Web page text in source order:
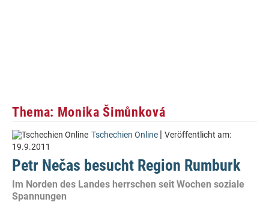
Thema: Monika Šimůnková
Tschechien Online | Veröffentlicht am:
19.9.2011
Petr Nečas besucht Region Rumburk
Im Norden des Landes herrschen seit Wochen soziale
Spannungen